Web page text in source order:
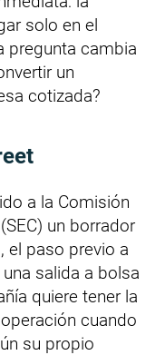
solo en el
pregunta cambia
un
cotizada?
a la Comisión
un borrador
el paso previo a
salida a bolsa
quiere tener la
cuando
su propio